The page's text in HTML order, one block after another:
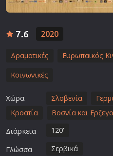
7.6 2020
Δραματικές Ευρωπαικός
Κοινωνικές
Χώρα Σλοβενία
Κροατία
Βοσνία και
Διάρκεια 120'
Γλώσσα Σερβικά